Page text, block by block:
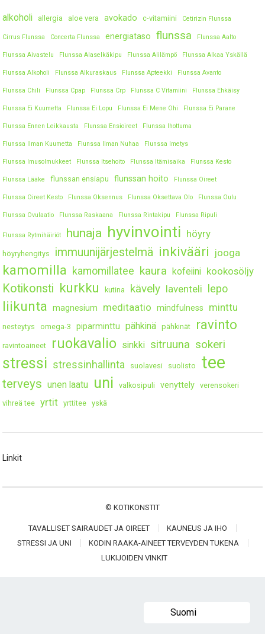
alkoholi allergia aloe vera avokado c-vitamiini Cetirizin Flunssa
Cirrus Flunssa Concerta Flunssa energiataso flunssa Flunssa Aalto
Flunssa Aivastelu Flunssa Alaselkäkipu Flunssa Alilämpö Flunssa Alkaa Yskällä
Flunssa Alkoholi Flunssa Alkuraskaus Flunssa Apteekki Flunssa Avanto
Flunssa Chili Flunssa Cpap Flunssa Crp Flunssa C Vitamiini Flunssa Ehkäisy
Flunssa Ei Kuumetta Flunssa Ei Lopu Flunssa Ei Mene Ohi Flunssa Ei Parane
Flunssa Ennen Leikkausta Flunssa Ensioireet Flunssa Ihottuma
Flunssa Ilman Kuumetta Flunssa Ilman Nuhaa Flunssa Imetys
Flunssa Imusolmukkeet Flunssa Itsehoito Flunssa Itämisaika Flunssa Kesto
Flunssa Lääke flunssan ensiapu flunssan hoito Flunssa Oireet
Flunssa Oireet Kesto Flunssa Oksennus Flunssa Oksettava Olo Flunssa Oulu
Flunssa Ovulaatio Flunssa Raskaana Flunssa Rintakipu Flunssa Ripuli
Flunssa Rytmihäiriöt hunaja hyvinvointi höyry
höyryhengitys immuunijärjestelmä inkivääri jooga
kamomilla kamomillatee kaura kofeiini kookosöljy
Kotikonsti kurkku kutina kävely laventeli lepo
liikunta magnesium meditaatio mindfulness minttu
nesteytys omega-3 piparminttu pähkinä pähkinät ravinto
ravintoaineet ruokavalio sinkki sitruuna sokeri
stressi stressinhallinta suolavesi suolisto tee
terveys unen laatu uni valkosipuli venyttely
verensokeri
vihreä tee
yrtit yrttitee yskä
Linkit
© KOTIKONSTIT
TAVALLISET SAIRAUDET JA OIREET
KAUNEUS JA IHO
STRESSI JA UNI
KODIN RAAKA-AINEET TERVEYDEN TUKENA
LUKIJOIDEN VINKIT
Suomi